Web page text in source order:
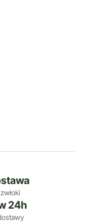
24h